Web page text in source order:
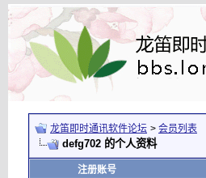
龙笛即时通讯软件论坛 > 会员列表
defg702 的个人资料
注册账号